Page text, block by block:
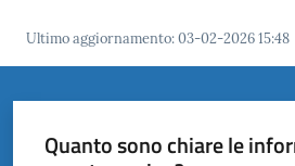
Novità
Servizi
Vivere
Ultimo aggiornamento:03-02-2026 15:48
Quanto sono chiare le